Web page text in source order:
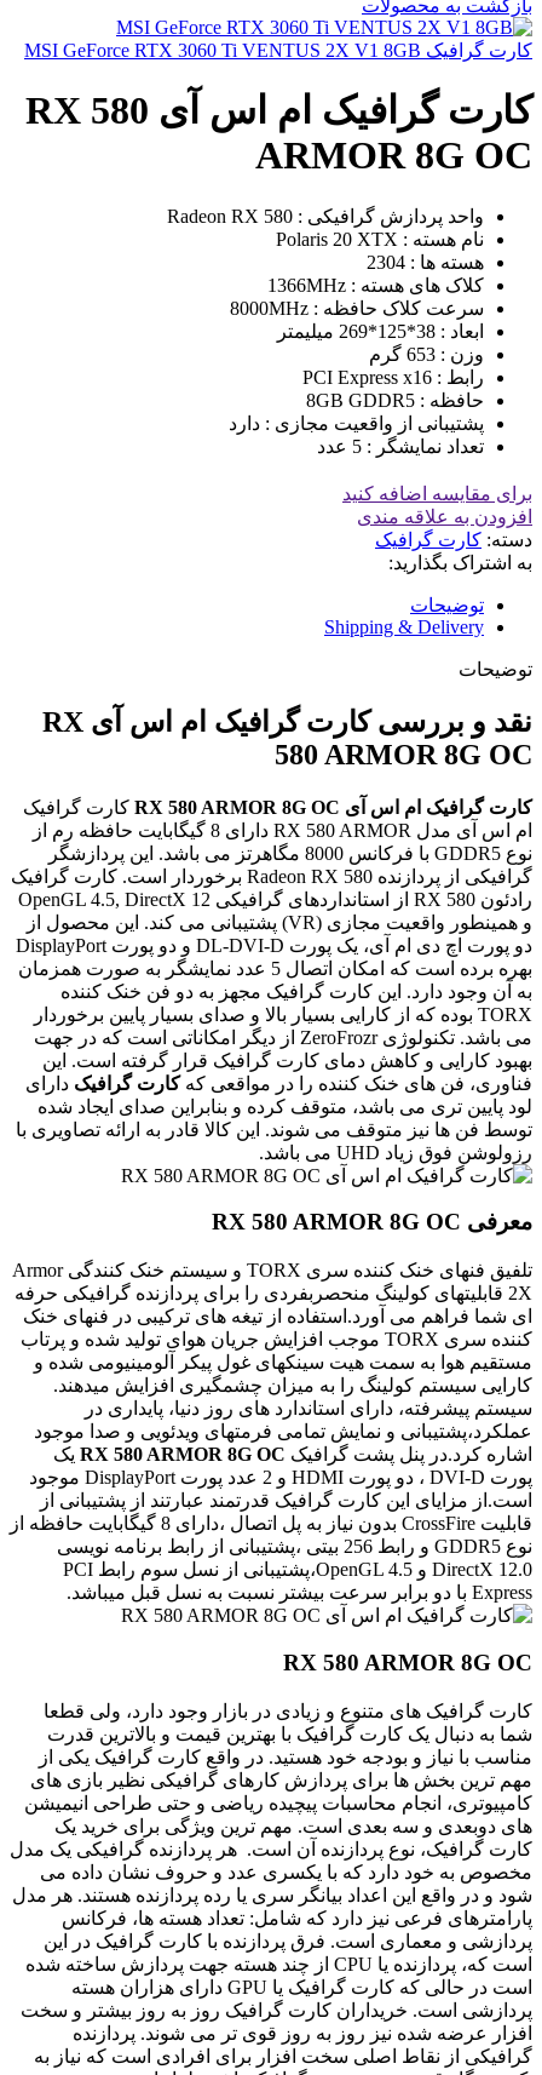
بازگشت به محصولات
کارت گرافیک MSI GeForce RTX 3060 Ti VENTUS 2X V1 8GB
کارت گرافیک ام اس آی RX 580
ARMOR 8G OC
واحد پردازش گرافیکی : Radeon RX 580
نام هسته : Polaris 20 XTX
هسته ها : 2304
کلاک های هسته : 1366MHz
سرعت کلاک حافظه : 8000MHz
ابعاد : 38*125*269 میلیمتر
وزن : 653 گرم
رابط : PCI Express x16
حافظه : 8GB GDDR5
پشتیبانی از واقعیت مجازی : دارد
تعداد نمایشگر : 5 عدد
برای مقایسه اضافه کنید
افزودن به علاقه مندی
دسته: کارت گرافیک
به اشتراک بگذارید:
توضیحات
Shipping & Delivery
توضیحات
نقد و بررسی کارت گرافیک ام اس آی RX
580 ARMOR 8G OC
کارت گرافیک ام اس آی RX 580 ARMOR 8G OC
کارت گرافیک
ام اس آی مدل RX 580 ARMOR دارای 8 گیگابایت حافظه رم از
نوع GDDR5 با فرکانس 8000 مگاهرتز می باشد. این پردازشگر
گرافیکی از پردازنده Radeon RX 580 برخوردار است. کارت گرافیک
رادئون RX 580 از استانداردهای گرافیکی OpenGL 4.5, DirectX 12
و همینطور واقعیت مجازی (VR) پشتیبانی می کند. این محصول از
دو پورت اچ دی ام آی، یک پورت DL-DVI-D و دو پورت DisplayPort
بهره برده است که امکان اتصال 5 عدد نمایشگر به صورت همزمان
به آن وجود دارد. این کارت گرافیک مجهز به دو فن خنک کننده
TORX بوده که از کارایی بسیار بالا و صدای بسیار پایین برخوردار
می باشد. تکنولوژی ZeroFrozr از دیگر امکاناتی است که در جهت
بهبود کارایی و کاهش دمای کارت گرافیک قرار گرفته است. این
فناوری، فن های خنک کننده را در مواقعی کهکارت گرافیک دارای
لود پایین تری می باشد، متوقف کرده و بنابراین صدای ایجاد شده
توسط فن ها نیز متوقف می شوند. این کالا قادر به ارائه تصاویری با
رزولوشن فوق زیاد UHD می باشد.
معرفی RX 580 ARMOR 8G OC
تلفیق فنهای خنک کننده سری TORX و سیستم خنک کنندگی Armor
2X قابلیتهای کولینگ منحصربفردی را برای پردازنده گرافیکی حرفه
ای شما فراهم می آورد.استفاده از تیغه های ترکیبی در فنهای خنک
کننده سری TORX موجب افزایش جریان هوای تولید شده و پرتاب
مستقیم هوا به سمت هیت سینکهای غول پیکر آلومینیومی شده و
کارایی سیستم کولینگ را به میزان چشمگیری افزایش میدهند.
سیستم پیشرفته، دارای استاندارد های روز دنیا، پایداری در
عملکرد،پشتیبانی و نمایش تمامی فرمتهای ویدئویی و صدا موجود
اشاره کرد.در پنل پشت گرافیک RX 580 ARMOR 8G OC یک
پورت DVI-D ، دو پورت HDMI و 2 عدد پورت DisplayPort موجود
است.از مزایای این کارت گرافیک قدرتمند عبارتند از پشتیبانی از
قابلیت CrossFire بدون نیاز به پل اتصال ،دارای 8 گیگابایت حافظه از
نوع GDDR5 و رابط 256 بیتی ،پشتیبانی از رابط برنامه نویسی
DirectX 12.0 و OpenGL 4.5،پشتیبانی از نسل سوم رابط PCI
Express با دو برابر سرعت بیشتر نسبت به نسل قبل میباشد.
RX 580 ARMOR 8G OC
کارت گرافیک های متنوع و زیادی در بازار وجود دارد، ولی قطعا
شما به دنبال یک کارت گرافیک با بهترین قیمت و بالاترین قدرت
مناسب با نیاز و بودجه خود هستید. در واقع کارت گرافیک یکی از
مهم ترین بخش ها برای پردازش کارهای گرافیکی نظیر بازی های
کامپیوتری، انجام محاسبات پیچیده ریاضی و حتی طراحی انیمیشن
های دوبعدی و سه بعدی است. مهم ترین ویژگی برای خرید یک
کارت گرافیک، نوع پردازنده آن است. هر پردازنده گرافیکی یک مدل
مخصوص به خود دارد که با یکسری عدد و حروف نشان داده می
شود و در واقع این اعداد بیانگر سری یا رده پردازنده هستند. هر مدل
پارامترهای فرعی نیز دارد که شامل: تعداد هسته ها، فرکانس
پردازشی و معماری است. فرق پردازنده با کارت گرافیک در این
است که، پردازنده یا CPU از چند هسته جهت پردازش ساخته شده
است در حالی که کارت گرافیک یا GPU دارای هزاران هسته
پردازشی است. خریداران کارت گرافیک روز به روز بیشتر و سخت
افزار عرضه شده نیز روز به روز قوی تر می شوند. پردازنده
گرافیکی از نقاط اصلی سخت افزار برای افرادی است که نیاز به